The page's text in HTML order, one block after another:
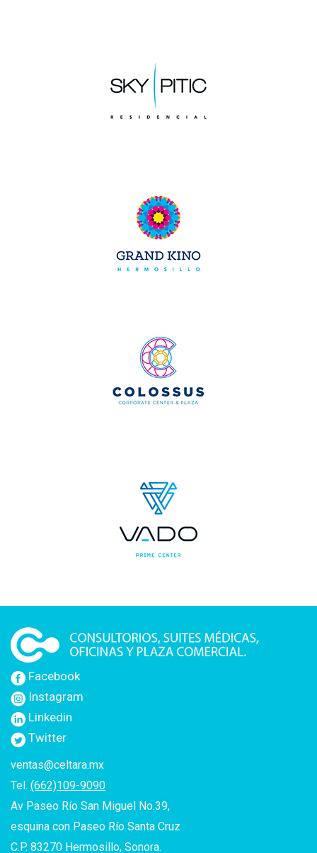
Facebook
Instagram
Linkedin
Twitter
ventas@celtara.mx
Tel. (662)109-9090
Av Paseo Río San Miguel No.39,
esquina con Paseo Río Santa Cruz
C.P. 83270 Hermosillo, Sonora.